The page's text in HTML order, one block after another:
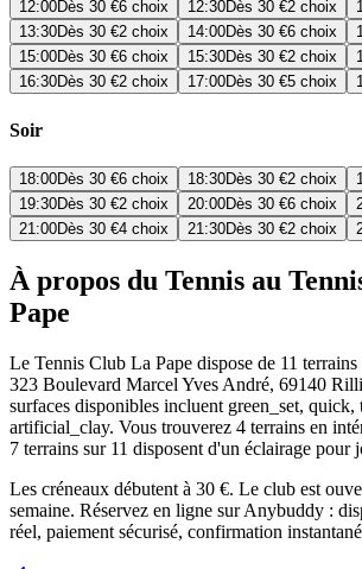
12:00Dès 30 €6 choix 12:30Dès 30 €2 choix
13:30Dès 30 €2 choix 14:00Dès 30 €6 choix
15:00Dès 30 €6 choix 15:30Dès 30 €2 choix
16:30Dès 30 €2 choix 17:00Dès 30 €5 choix
Soir
18:00Dès 30 €6 choix 18:30Dès 30 €2 choix
19:30Dès 30 €2 choix 20:00Dès 30 €6 choix
21:00Dès 30 €4 choix 21:30Dès 30 €2 choix
À propos du Tennis au
Pape
Le Tennis Club La Pape dispose de 11 terrains
323 Boulevard Marcel Yves André, 69140
surfaces disponibles incluent green_set, quick,
artificial_clay. Vous trouverez 4 terrains en
7 terrains sur 11 disposent d'un éclairage pour
Les créneaux débutent à 30 €. Le club est
semaine. Réservez en ligne sur Anybuddy :
réel, paiement sécurisé, confirmation